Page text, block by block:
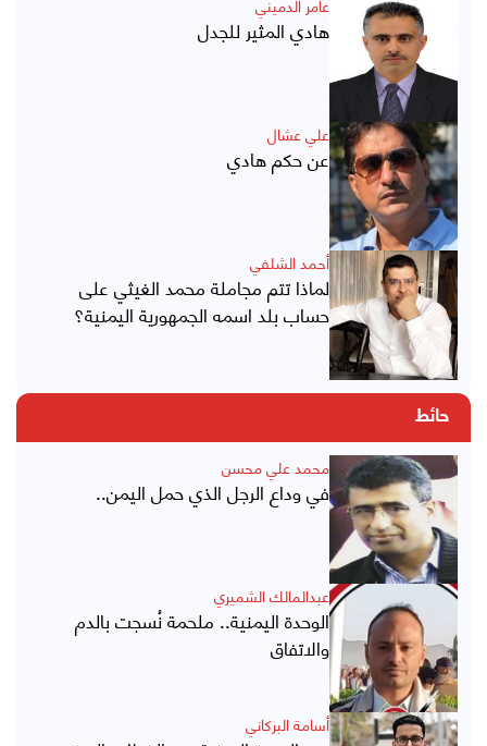
هادي المثير للجدل
علي عشال
عن حكم هادي
أحمد الشلفي
لماذا تتم مجاملة محمد الغيثي على
حساب بلد اسمه الجمهورية اليمنية؟
حائط
محمد علي محسن
في وداع الرجل الذي حمل اليمن..
عبدالمالك الشميري
الوحدة اليمنية.. ملحمة نُسجت بالدم
والاتفاق
أسامة البركاني